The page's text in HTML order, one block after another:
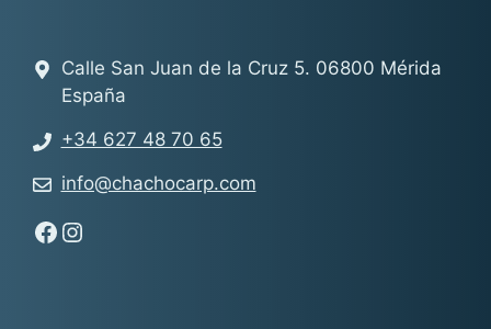
Calle San Juan de la Cruz 5. 06800 Mérida
España
+34 627 48 70 65
info@chachocarp.com
Síguenos en Facebook - Chachocarp
Síguenos en Instagram - Chachocarp